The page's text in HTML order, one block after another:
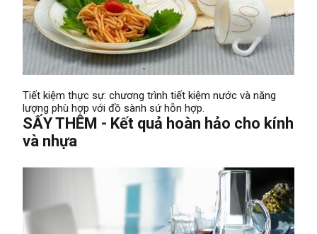
Tiết kiệm thực sự: chương trình tiết kiệm nước và năng
lượng phù hợp với đồ sành sứ hỗn hợp.
SẤY THÊM - Kết quả hoàn hảo cho kính
và nhựa